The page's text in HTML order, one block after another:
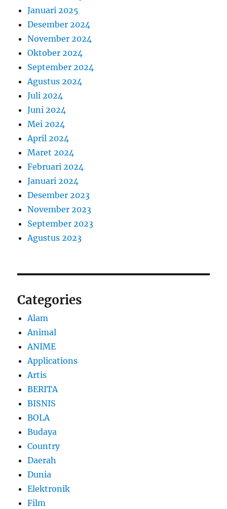
Januari 2025
Desember 2024
November 2024
Oktober 2024
September 2024
Agustus 2024
Juli 2024
Juni 2024
Mei 2024
April 2024
Maret 2024
Februari 2024
Januari 2024
Desember 2023
November 2023
September 2023
Agustus 2023
Categories
Alam
Animal
ANIME
Applications
Artis
BERITA
BISNIS
BOLA
Budaya
Country
Daerah
Dunia
Elektronik
Film